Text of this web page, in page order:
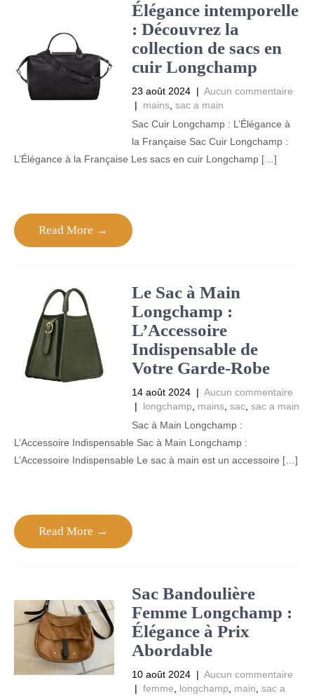
Élégance intemporelle
: Découvrez la
collection de sacs en
cuir Longchamp
23 août 2024 | Aucun commentaire
| mains, sac a main
Sac Cuir Longchamp : L’Élégance à
la Française Sac Cuir Longchamp :
L’Élégance à la Française Les sacs en cuir Longchamp […]
Read More →
Le Sac à Main
Longchamp :
L’Accessoire
Indispensable de
Votre Garde-Robe
14 août 2024 | Aucun commentaire
| longchamp mains, sac, sac a main
Sac à Main Longchamp :
L’Accessoire Indispensable Sac à Main Longchamp :
L’Accessoire Indispensable Le sac à main est un accessoire […]
Read More →
Sac Bandoulière
Femme Longchamp :
Élégance à Prix
Abordable
10 août 2024 | Aucun commentaire
| femme longchamp main sac a